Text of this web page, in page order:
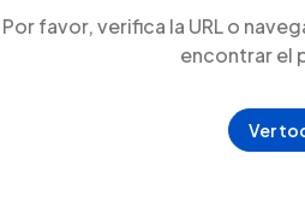
Por favor, verifica la URL o
encontrar el
Ver